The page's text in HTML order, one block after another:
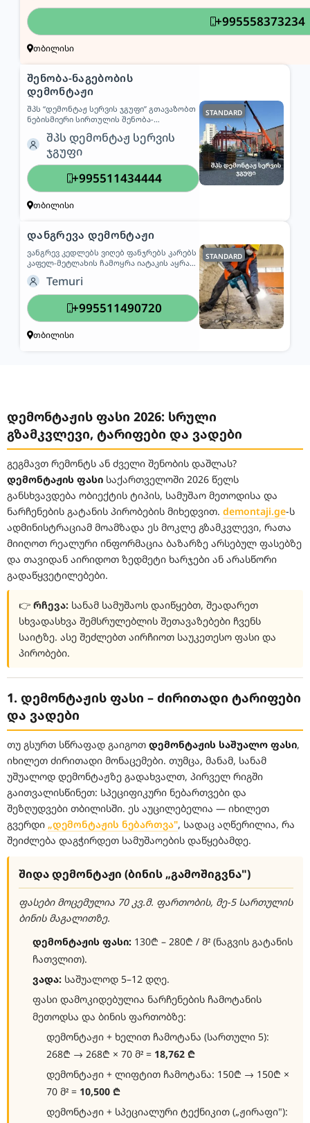
+995558373234
თბილისი
STANDARD
შენობა-ნაგებობის
დემონტაჟი
+995511434444
თბილისი
შპს დემონტაჟ სერვის
ჯგუფი
შპს “დემონტაჟ სერვის ჯგუფი” გთავაზობთ
ნებისმიერი სირთულის შენობა-
ჩვენი სერვისები მოიცავს: – სრულ
დემონტაჟს (სახლები, კორპუსები,
კომერციული ობიექტები); – ნანგრევების
გატანას; – ტერიტორიის სრულ გაწმენდას;
– გყვავს შესაბამისი ტექნიკა და
გამოცდილი ბრიგადა; – ფასი
განისაზღვრება ობიექტის დათვალიერების
შემდეგ; ვმუშაობთ სწრაფად, ხარისხიანად
STANDARD
დანგრევა დემონტაჟი
+995511490720
თბილისი
Temuri
ვანგრევ კედლებს ვიღებ ფანჯრებს კარებს
კაფელ-მეტლახის ჩამოყრა იატაკის აყრა
ხვადასხვა ზომის ფორმების ამოღება
კედელში ვასრულებ უმოკლეს დროში
მყავს მუშები ნარჩენების გასატანად ფასი
შეთანხმებით ტელ:511 49 07 20თემური
დემონტაჟის ფასი 2026: სრული
გზამკვლევი, ტარიფები და ვადები
გეგმავთ რემონტს ან ძველი შენობის დაშლას?
დემონტაჟის ფასი საქართველოში 2026 წელს
განსხვავდება ობიექტის ტიპის, სამუშაო მეთოდისა და
ნარჩენების გატანის პირობების მიხედვით. demontaji.ge-ს
ადმინისტრაციამ მოამზადა ეს მოკლე გზამკვლევი, რათა
მიიღოთ რეალური ინფორმაცია ბაზარზე არსებულ ფასებზე
და თავიდან აირიდოთ ზედმეტი ხარჯები ან არასწორი
გადაწყვეტილებები.
👉 რჩევა: სანამ სამუშაოს დაიწყებთ, შეადარეთ
სხვადასხვა შემსრულებლის შეთავაზებები ჩვენს
საიტზე. ასე შეძლებთ აირჩიოთ საუკეთესო ფასი და
პირობები.
1. დემონტაჟის ფასი – ძირითადი ტარიფები
და ვადები
თუ გსურთ სწრაფად გაიგოთ დემონტაჟის საშუალო ფასი,
იხილეთ ძირითადი მონაცემები. თუმცა, მანამ, სანამ
უშუალოდ დემონტაჟზე გადახვალთ, პირველ რიგში
გაითვალისწინეთ: სპეციფიკური ნებართვები და
შეზღუდვები თბილისში. ეს აუცილებელია — იხილეთ
გვერდი „დემონტაჟის ნებართვა", სადაც აღწერილია, რა
შეიძლება დაგჭირდეთ სამუშაოების დაწყებამდე.
შიდა დემონტაჟი (ბინის „გამოშიგვნა")
ფასები მოცემულია 70 კვ.მ. ფართობის, მე-5 სართულის
ბინის მაგალითზე.
დემონტაჟის ფასი: 130₾ – 280₾ / მ² (ნაგვის გატანის
ჩათვლით).
ვადა: საშუალოდ 5–12 დღე.
ფასი დამოკიდებულია ნარჩენების ჩამოტანის
მეთოდსა და ბინის ფართობზე:
დემონტაჟი + ხელით ჩამოტანა (სართული 5):
268₾ → 268₾ × 70 მ² = 18,762 ₾
დემონტაჟი + ლიფტით ჩამოტანა: 150₾ → 150₾ ×
70 მ² = 10,500 ₾
დემონტაჟი + სპეციალური ტექნიკით („ჟირაფი"):